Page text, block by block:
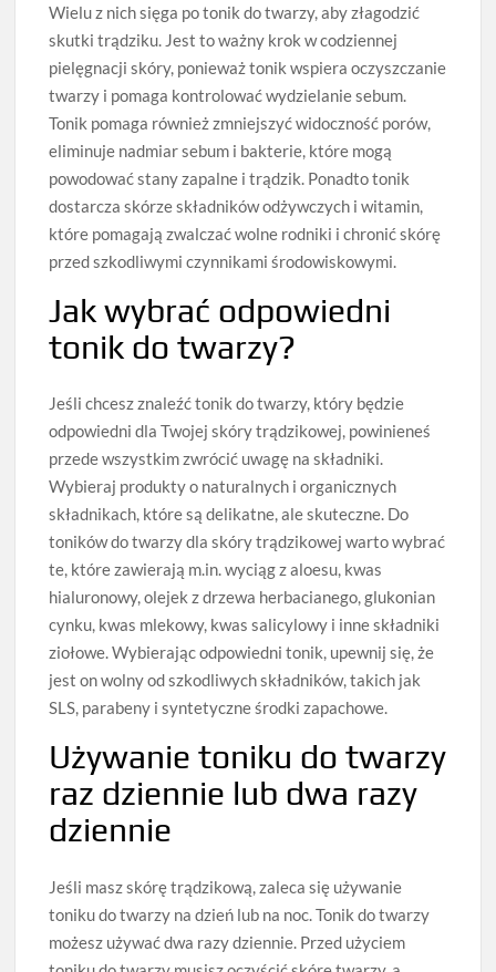
Wielu z nich sięga po tonik do twarzy, aby złagodzić
skutki trądziku. Jest to ważny krok w codziennej
pielęgnacji skóry, ponieważ tonik wspiera oczyszczanie
twarzy i pomaga kontrolować wydzielanie sebum.
Tonik pomaga również zmniejszyć widoczność porów,
eliminuje nadmiar sebum i bakterie, które mogą
powodować stany zapalne i trądzik. Ponadto tonik
dostarcza skórze składników odżywczych i witamin,
które pomagają zwalczać wolne rodniki i chronić skórę
przed szkodliwymi czynnikami środowiskowymi.
Jak wybrać odpowiedni
tonik do twarzy?
Jeśli chcesz znaleźć tonik do twarzy, który będzie
odpowiedni dla Twojej skóry trądzikowej, powinieneś
przede wszystkim zwrócić uwagę na składniki.
Wybieraj produkty o naturalnych i organicznych
składnikach, które są delikatne, ale skuteczne. Do
toników do twarzy dla skóry trądzikowej warto wybrać
te, które zawierają m.in. wyciąg z aloesu, kwas
hialuronowy, olejek z drzewa herbacianego, glukonian
cynku, kwas mlekowy, kwas salicylowy i inne składniki
ziołowe. Wybierając odpowiedni tonik, upewnij się, że
jest on wolny od szkodliwych składników, takich jak
SLS, parabeny i syntetyczne środki zapachowe.
Używanie toniku do twarzy
raz dziennie lub dwa razy
dziennie
Jeśli masz skórę trądzikową, zaleca się używanie
toniku do twarzy na dzień lub na noc. Tonik do twarzy
możesz używać dwa razy dziennie. Przed użyciem